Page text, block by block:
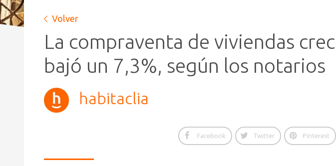
Volver
La compraventa de viviendas
bajó un 7,3%, según los notarios
habitaclia
Facebook Twitter Pinterest